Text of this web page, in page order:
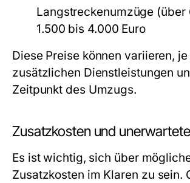
Langstreckenumzüge (über
1.500 bis 4.000 Euro
Diese Preise können variieren, je
zusätzlichen Dienstleistungen
Zeitpunkt des Umzugs.
Zusatzkosten und
Es ist wichtig, sich über
Zusatzkosten im Klaren zu sein.